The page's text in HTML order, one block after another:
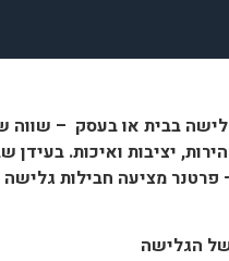
בבית או בעסק – שווה
יציבות ואיכות. בעידן
פרטנר מציעה חבילות
הגלישה